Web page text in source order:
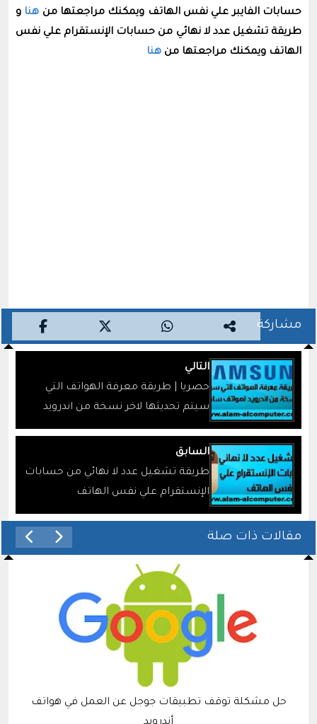
حسابات الفايبر علي نفس الهاتف ويمكنك مراجعتها من هنا و
طريقة تشغيل عدد لا نهائي من حسابات الإنستقرام علي نفس
الهاتف ويمكنك مراجعتها من هنا
مشاركة
التالي
حصريا | طريقة معرفة الهواتف التي
سيتم تحديثها لاخر نسخة من اندرويد
لهواتف سامسونج
السابق
طريقة تشغيل عدد لا نهائي من حسابات
الإنستقرام علي نفس الهاتف
مقالات ذات صلة
حل مشكلة توقف تطبيقات جوجل عن العمل في هواتف